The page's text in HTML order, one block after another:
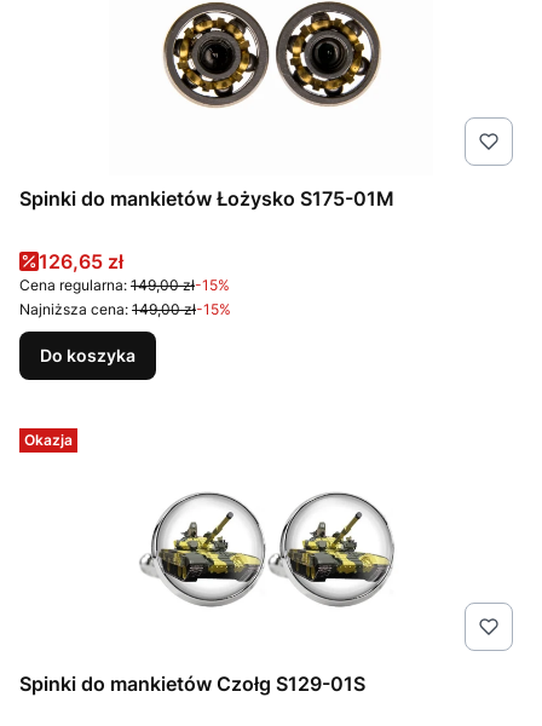
Spinki do mankietów Łożysko S175-01M
Cena promocyjna
126,65 zł
Cena regularna: 149,00 zł-15%
Najniższa cena: 149,00 zł-15%
Do koszyka
Okazja
Spinki do mankietów Czołg S129-01S